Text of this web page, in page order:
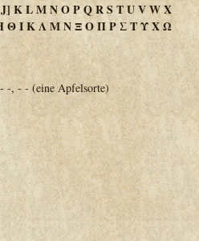
KLMNOPQRS TUVWX
ΘΙΚΛΜΝΞΟΠΡΣΤΥΧΩ
-, - - (eine Apfelsorte)